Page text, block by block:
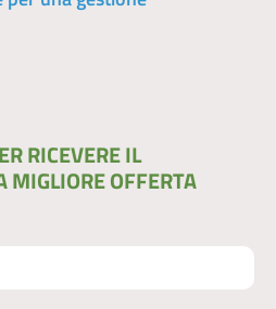
RICEVERE IL
MIGLIORE OFFERTA